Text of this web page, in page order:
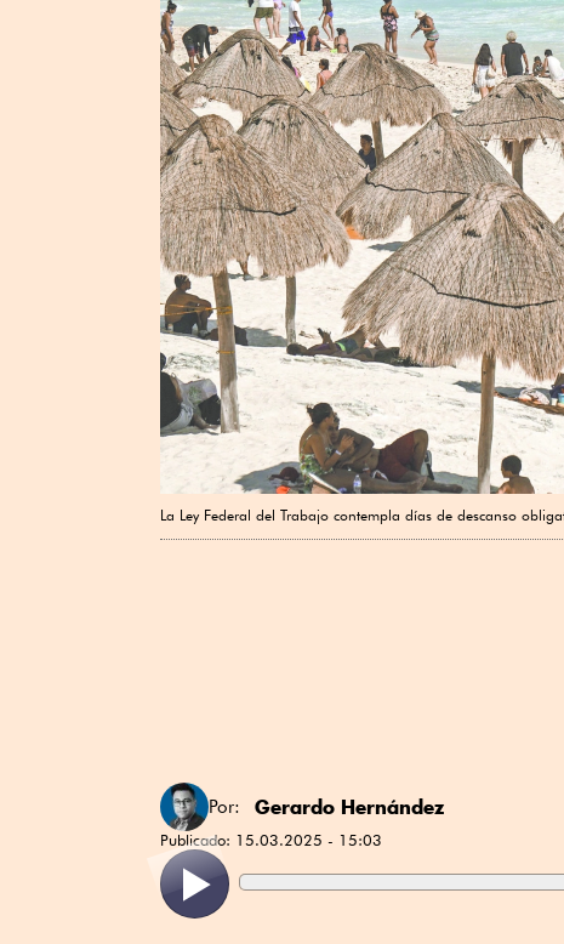
La Ley Federal del Trabajo contempla días de descanso
Por: Gerardo Hernández
Publicado: 15.03.2025 - 15:03